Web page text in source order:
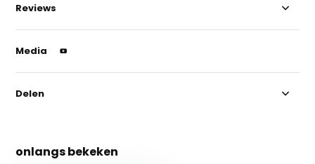
Reviews
Media
Delen
onlangs bekeken